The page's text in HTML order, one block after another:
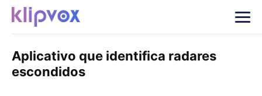
Aplicativo que identifica radares
escondidos